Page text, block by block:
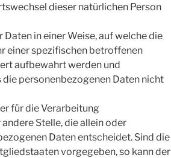
dieser natürlichen Person
in einer Weise, auf welche die
einer spezifischen betroffenen
aufbewahrt werden und
personenbezogenen Daten nicht
für die Verarbeitung
Stelle, die allein oder
Daten entscheidet. Sind die
vorgegeben, so kann der